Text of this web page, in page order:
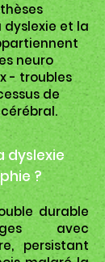
et la
neuro
- troubles
de
dyslexie
?
durable
avec
persistant